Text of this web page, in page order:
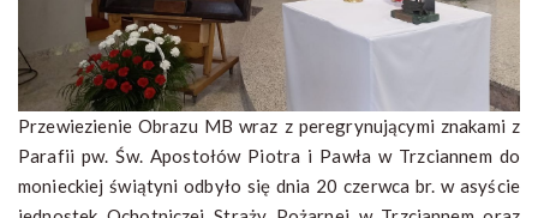
Przewiezienie Obrazu MB wraz z peregrynującymi znakami z
Parafii pw. Św. Apostołów Piotra i Pawła w Trzciannem do
monieckiej świątyni odbyło się dnia 20 czerwca br. w asyście